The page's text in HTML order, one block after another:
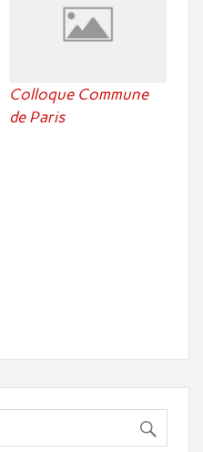
Colloque Commune
de Paris